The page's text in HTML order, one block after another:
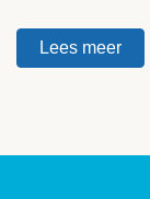
Lees meer